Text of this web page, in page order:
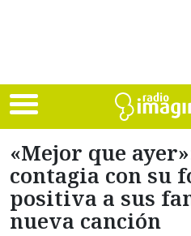
«Mejor que
contagia con su
positiva a sus
nueva canción